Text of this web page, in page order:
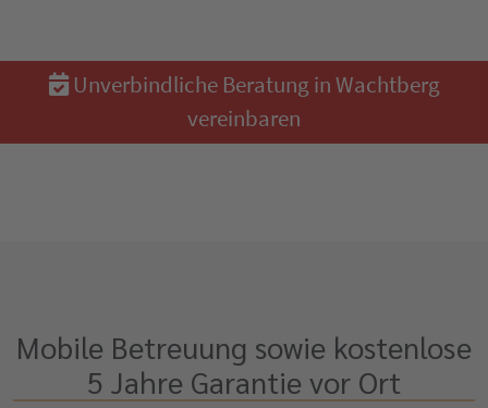
Unverbindliche Beratung in Wachtberg
vereinbaren
Mobile Betreuung sowie kostenlose
5 Jahre Garantie vor Ort